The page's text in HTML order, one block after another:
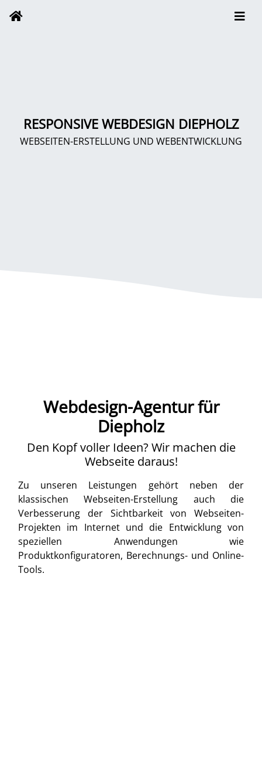
RESPONSIVE WEBDESIGN DIEPHOLZ
WEBSEITEN-ERSTELLUNG UND WEBENTWICKLUNG
Webdesign-Agentur für
Diepholz
Den Kopf voller Ideen? Wir machen die
Webseite daraus!
Zu unseren Leistungen gehört neben der
klassischen Webseiten-Erstellung auch die
Verbesserung der Sichtbarkeit von Webseiten-
Projekten im Internet und die Entwicklung von
speziellen Anwendungen wie
Produktkonfiguratoren, Berechnungs- und Online-
Tools.